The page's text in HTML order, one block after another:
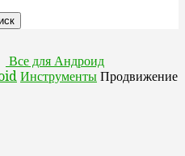
Все для Андроид
Инструменты Продвижение